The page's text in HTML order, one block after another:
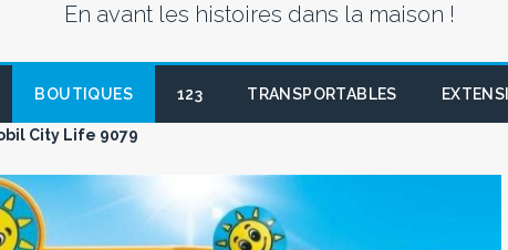
En avant les histoires dans la maison !
BOUTIQUES 123 TRANSPORTABLES
City Life 9079